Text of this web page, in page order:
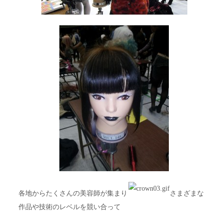
各地からたくさんの美容師が集まり
さまざまな
作品や技術のレベルを競い合って